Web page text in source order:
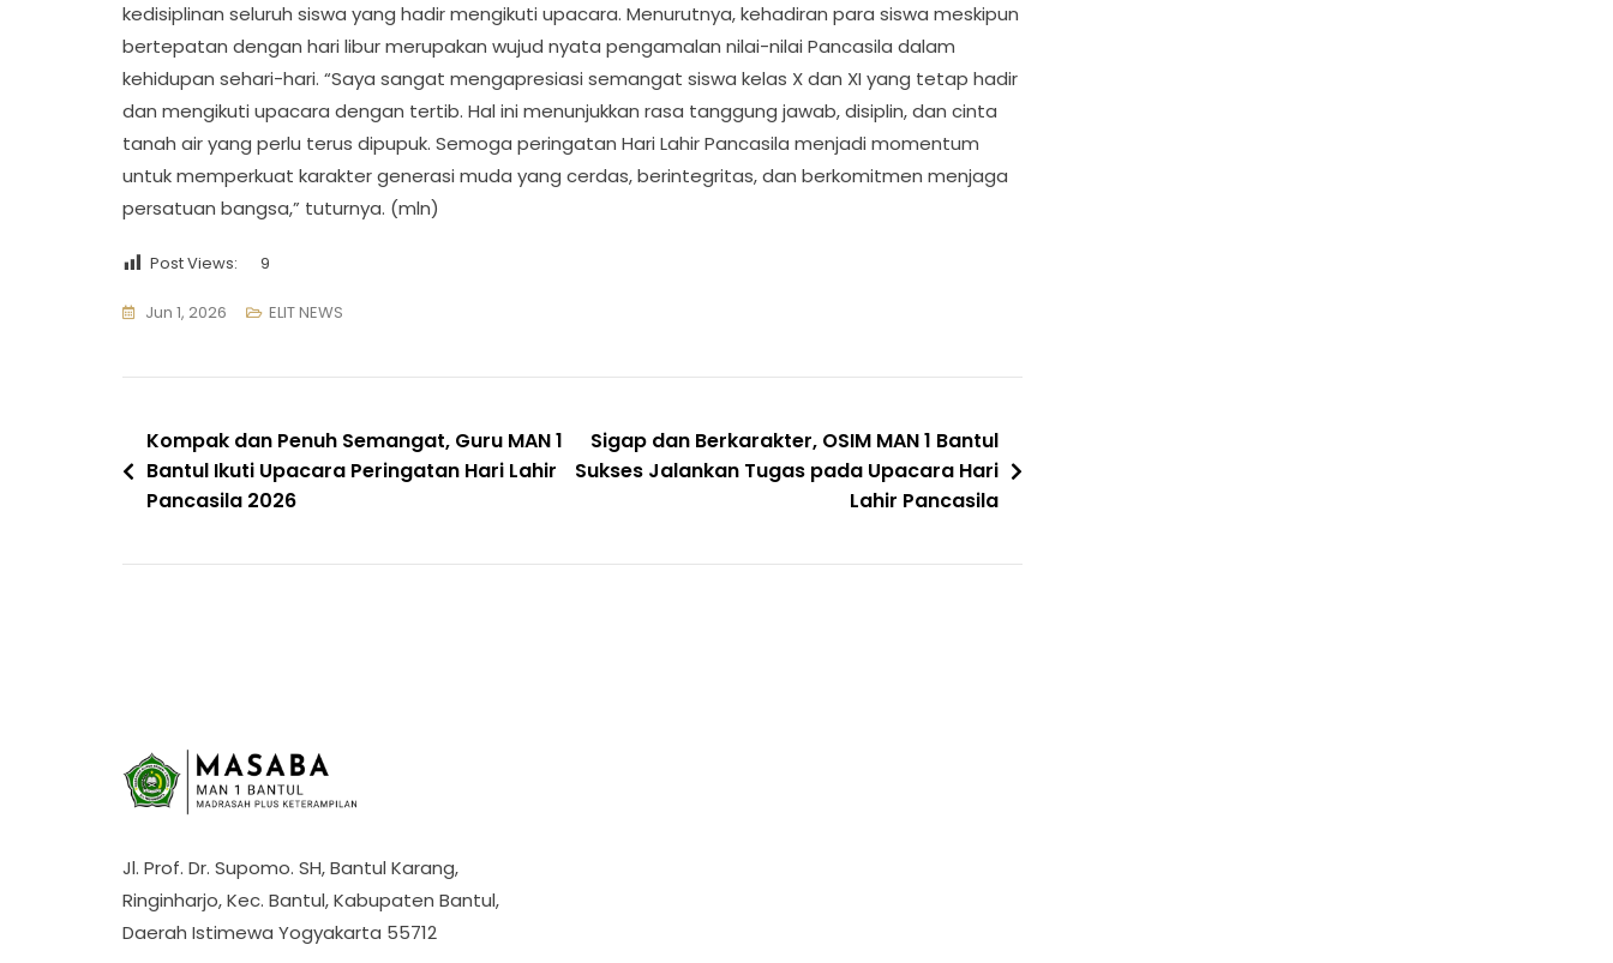
kedisiplinan seluruh siswa yang hadir mengikuti upacara. Menurutnya, kehadiran para siswa meskipun
bertepatan dengan hari libur merupakan wujud nyata pengamalan nilai-nilai Pancasila dalam
kehidupan sehari-hari. “Saya sangat mengapresiasi semangat siswa kelas X dan XI yang tetap hadir
dan mengikuti upacara dengan tertib. Hal ini menunjukkan rasa tanggung jawab, disiplin, dan cinta
tanah air yang perlu terus dipupuk. Semoga peringatan Hari Lahir Pancasila menjadi momentum
untuk memperkuat karakter generasi muda yang cerdas, berintegritas, dan berkomitmen menjaga
persatuan bangsa,” tuturnya. (mln)
Post Views: 9
Jun 1, 2026 ELIT NEWS
Navigasi
pos
Kompak dan Penuh Semangat, Guru MAN 1
Bantul Ikuti Upacara Peringatan Hari Lahir
Pancasila 2026
Sigap dan Berkarakter, OSIM MAN 1 Bantul
Sukses Jalankan Tugas pada Upacara Hari
Lahir Pancasila
Jl. Prof. Dr. Supomo. SH, Bantul Karang,
Ringinharjo, Kec. Bantul, Kabupaten Bantul,
Daerah Istimewa Yogyakarta 55712